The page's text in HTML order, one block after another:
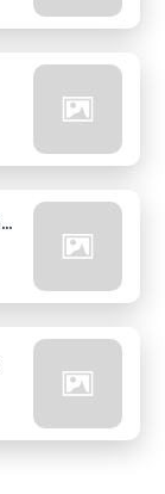
72. FUZETEA МАНГО И АНАНАС - 1500МЛ.